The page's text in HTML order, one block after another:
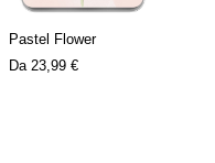
Pastel Flower
Da 23,99 €